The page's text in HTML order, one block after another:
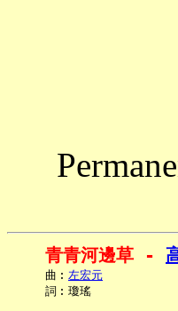
青青河邊草 -
     曲︰
左宏元
     詞︰瓊瑤